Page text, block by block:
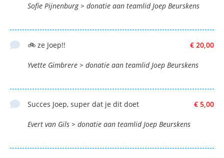
Sofie Pijnenburg > donatie aan teamlid Joep Beurskens
€ 20,00
🚲 ze Joep!!
Yvette Gimbrere > donatie aan teamlid Joep Beurskens
€ 5,00
Succes Joep, super dat je dit doet
Evert van Gils > donatie aan teamlid Joep Beurskens